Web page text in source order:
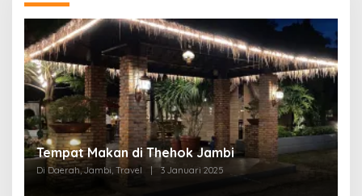
Tempat Makan di Thehok Jambi
Di Daerah, Jambi, Travel | 3 Januari 2025